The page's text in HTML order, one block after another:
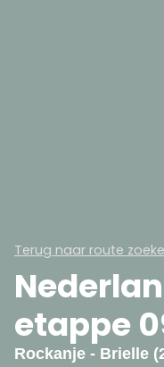
Terug naar route
etappe
Rockanje - Brielle